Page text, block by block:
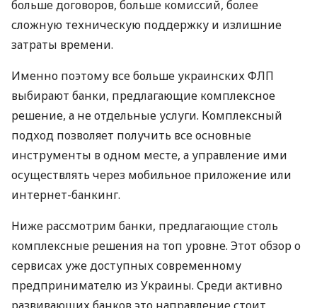
больше договоров, больше комиссий, более
сложную техническую поддержку и излишние
затраты времени.
Именно поэтому все больше украинских ФЛП
выбирают банки, предлагающие комплексное
решение, а не отдельные услуги. Комплексный
подход позволяет получить все основные
инструменты в одном месте, а управление ими
осуществлять через мобильное приложение или
интернет-банкинг.
Ниже рассмотрим банки, предлагающие столь
комплексные решения на топ уровне. Этот обзор о
сервисах уже доступных современному
предпринимателю из Украины. Среди активно